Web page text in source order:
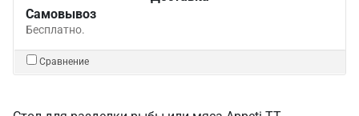
Самовывоз
Бесплатно.
Сравнение